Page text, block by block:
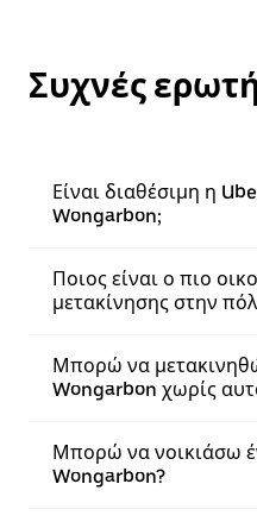
Συχνές
Είναι διαθέσιμη η
Wongarbon;
Ποιος είναι ο πιο
μετακίνησης στην
Μπορώ να
Wongarbon χωρίς
Μπορώ να νοικιάσω
Wongarbon?